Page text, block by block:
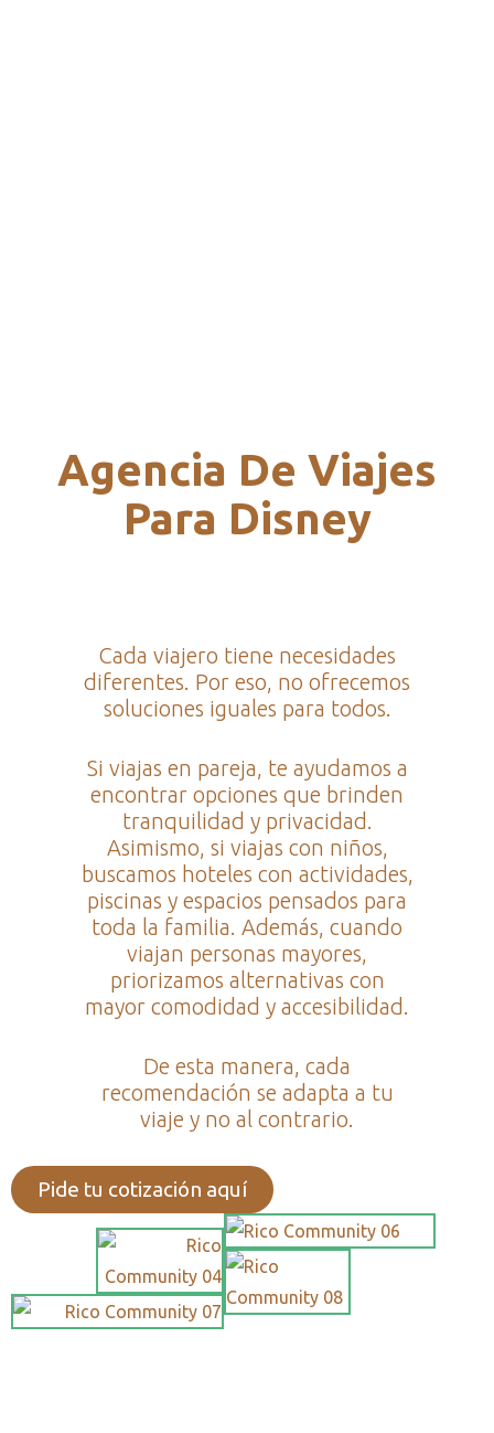
Agencia De Viajes
Para Disney
Cada viajero tiene necesidades
diferentes. Por eso, no ofrecemos
soluciones iguales para todos.
Si viajas en pareja, te ayudamos a
encontrar opciones que brinden
tranquilidad y privacidad.
Asimismo, si viajas con niños,
buscamos hoteles con actividades,
piscinas y espacios pensados para
toda la familia. Además, cuando
viajan personas mayores,
priorizamos alternativas con
mayor comodidad y accesibilidad.
De esta manera, cada
recomendación se adapta a tu
viaje y no al contrario.
Pide tu cotización aquí